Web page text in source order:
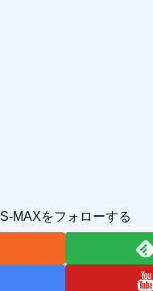
S-MAXをフォローする